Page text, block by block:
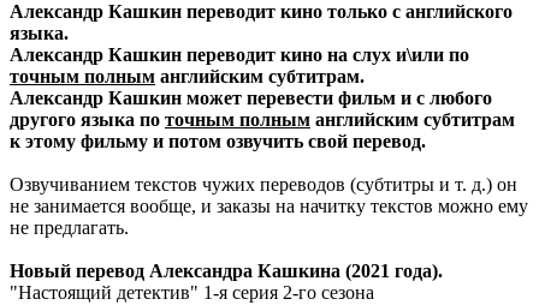
Александр Кашкин переводит кино только с английского
языка.
Александр Кашкин переводит кино на слух и\или по
точным полным английским субтитрам.
Александр Кашкин может перевести фильм и с любого
другого языка по точным полным английским субтитрам
к этому фильму и потом озвучить свой перевод.
Озвучиванием текстов чужих переводов (субтитры и т. д.) он
не занимается вообще, и заказы на начитку текстов можно ему
не предлагать.
Новый перевод Александра Кашкина (2021 года).
"Настоящий детектив" 1-я серия 2-го сезона